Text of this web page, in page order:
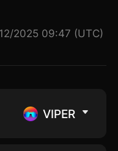
2025 09:47 (UTC)
VIPER